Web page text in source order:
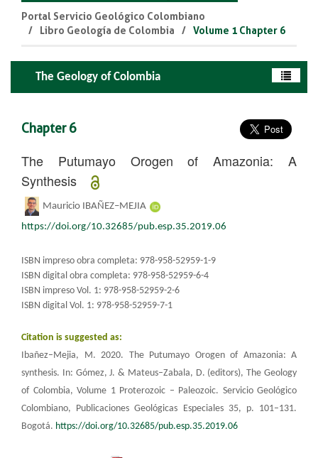
Portal Servicio Geológico Colombiano
Libro Geología de Colombia
Volume 1 Chapter 6
The Geology of Colombia
Chapter 6
The Putumayo Orogen of Amazonia: A
Synthesis
Mauricio IBAÑEZ–MEJIA
https://doi.org/10.32685/pub.esp.35.2019.06
ISBN impreso obra completa: 978-958-52959-1-9
ISBN digital obra completa: 978-958-52959-6-4
ISBN impreso Vol. 1: 978-958-52959-2-6
ISBN digital Vol. 1: 978-958-52959-7-1​
Citation is suggested as:
Ibañez–Mejia, M. 2020. The Putumayo Orogen of Amazonia: A
synthesis. In: Gómez, J. & Mateus–Zabala, D. (editors), The Geology
of Colombia, Volume 1 Proterozoic – Paleozoic. Servicio Geológico
Colombiano, Publicaciones Geológicas Especiales 35, p. 101–131.
Bogotá. https://doi.org/10.32685/pub.esp.35.2019.06